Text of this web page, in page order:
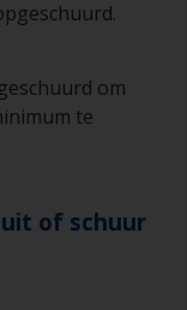
om
te
of schuur